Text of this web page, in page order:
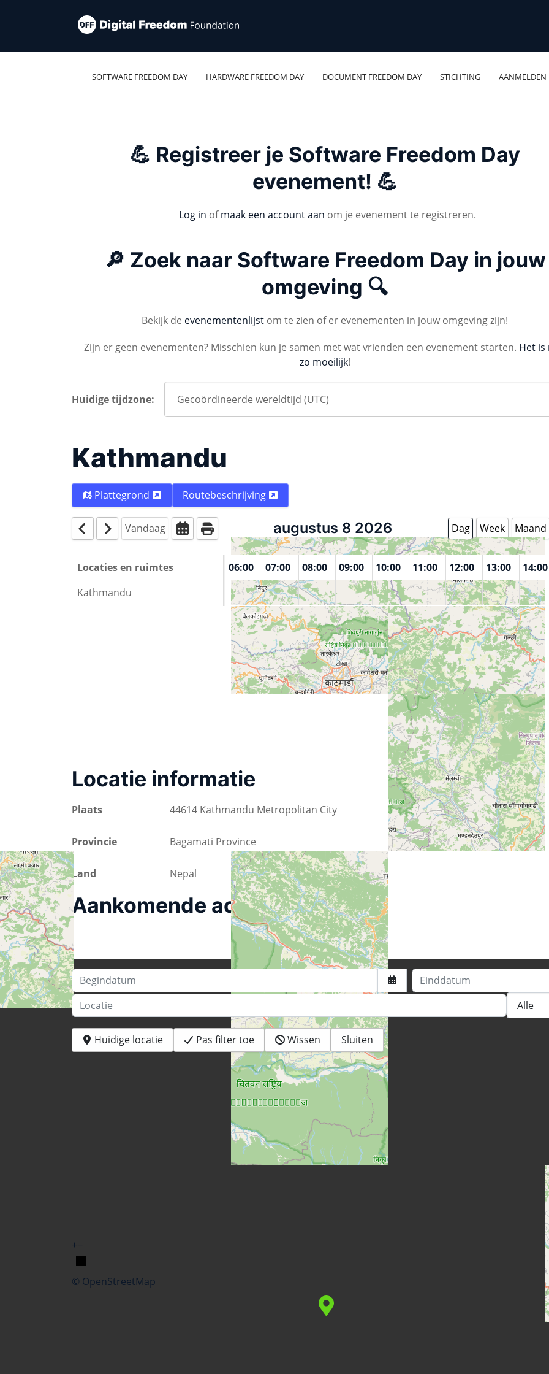
SOFTWARE FREEDOM DAY HARDWARE FREEDOM DAY DOCUMENT FREEDOM DAY STICHTING AANMELDEN
💪 Registreer je Software Freedom Day
evenement! 💪
Log in ofmaak een account aan om je evenement te registreren.
🔎 Zoek naar Software Freedom Day in jouw
omgeving 🔍
Bekijk de evenementenlijst om te zien of er evenementen in jouw omgeving zijn!
Zijn er geen evenementen? Misschien kun je samen met wat vrienden een evenement starten. Het is
zo moeilijk!
Huidige tijdzone:
Kathmandu
Plattegrond Routebeschrijving
Vandaag augustus 8 2026 Dag Week Maand
Locaties en ruimtes
02:00 03:00 04:00 06:00 07:00 08:00 09:00 10:00 11:00 12:00 13:00 14:00
Kathmandu
+−
© OpenStreetMap
Locatie informatie
Plaats 44614 Kathmandu Metropolitan City
Provincie Bagamati Province
Land Nepal
Aankomende activiteiten
Begindatum
Einddatum
Locatie
Huidige locatie Pas filter toe Wissen Sluiten